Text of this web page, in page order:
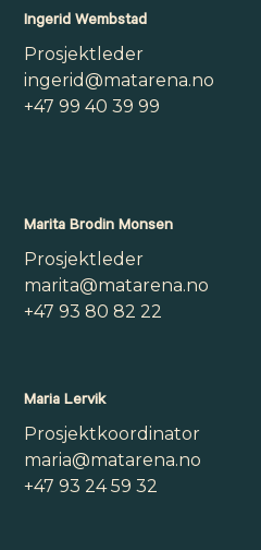
Ingerid Wembstad
Prosjektleder
ingerid@matarena.no
+47 99 40 39 99
Marita Brodin Monsen
Prosjektleder
marita@matarena.no
+47 93 80 82 22
Maria Lervik
Prosjektkoordinator
maria@matarena.no
+47 93 24 59 32